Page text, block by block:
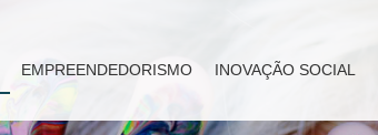
EMPREENDEDORISMO INOVAÇÃO SOCIAL